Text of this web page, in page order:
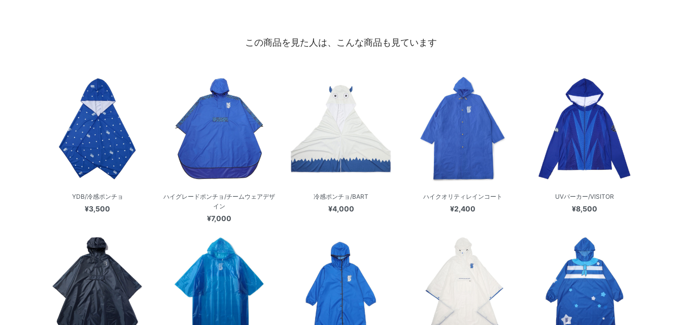
この商品を見た人は、こんな商品も見ています
YDB/冷感ポンチョ
¥3,500
ハイグレードポンチョ/チームウェアデザ
イン
¥7,000
冷感ポンチョ/BART
¥4,000
ハイクオリティレインコート
¥2,400
UVパーカー/VISITOR
¥8,500